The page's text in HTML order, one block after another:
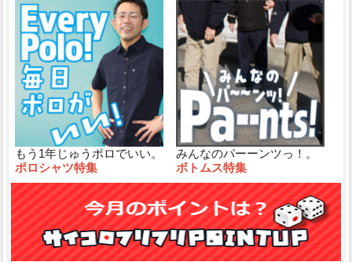
もう1年じゅうポロでいい。
ポロシャツ特集
みんなのパーーンツっ！。
ボトムス特集